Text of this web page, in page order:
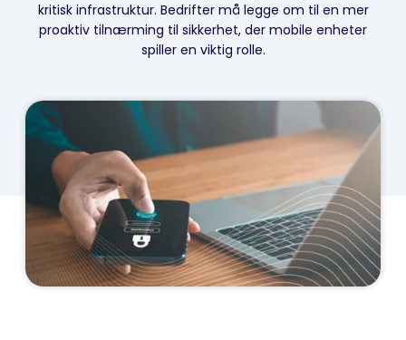
kritisk infrastruktur. Bedrifter må legge om til en mer
proaktiv tilnærming til sikkerhet, der mobile enheter
spiller en viktig rolle.